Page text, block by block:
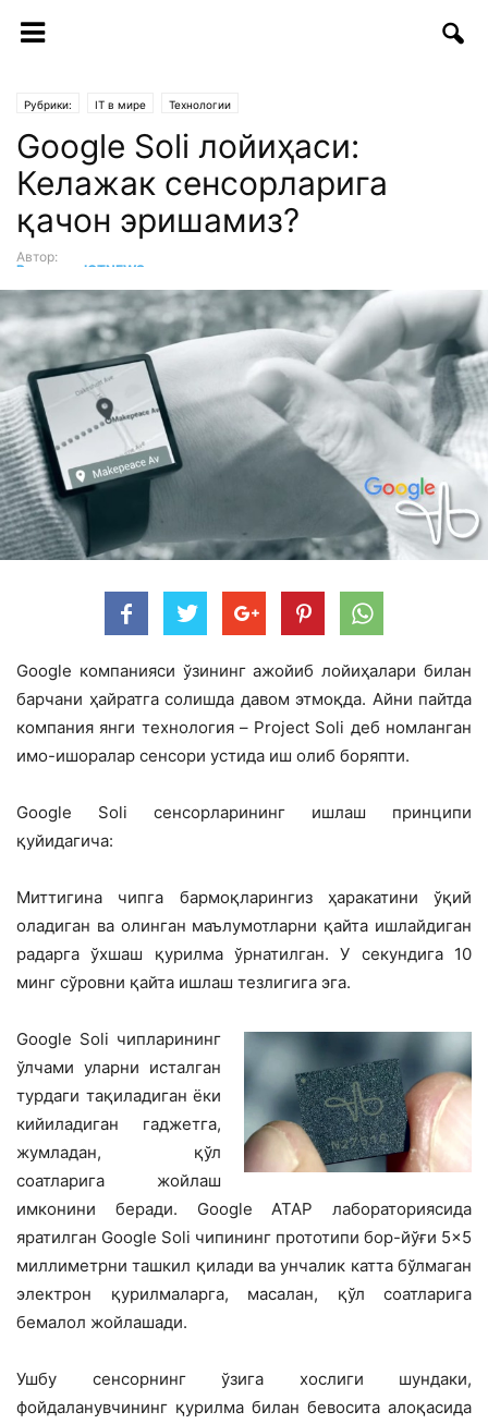
Рубрики: IT в мире Технологии
Google Soli лойиҳаси:
Келажак сенсорларига
қачон эришамиз?
Автор:
Редакция ICTNEWS
Google компанияси ўзининг ажойиб лойиҳалари билан
барчани ҳайратга солишда давом этмоқда. Айни пайтда
компания янги технология – Project Soli деб номланган
имо-ишоралар сенсори устида иш олиб боряпти.
Google Soli сенсорларининг ишлаш принципи
қуйидагича:
Миттигина чипга бармоқларингиз ҳаракатини ўқий
оладиган ва олинган маълумотларни қайта ишлайдиган
радарга ўхшаш қурилма ўрнатилган. У секундига 10
минг сўровни қайта ишлаш тезлигига эга.
Google Soli чипларининг
ўлчами уларни исталган
турдаги тақиладиган ёки
кийиладиган гаджетга,
жумладан, қўл
соатларига жойлаш
имконини беради. Google ATAP лабораториясида
яратилган Google Soli чипининг прототипи бор-йўғи 5×5
миллиметрни ташкил қилади ва унчалик катта бўлмаган
электрон қурилмаларга, масалан, қўл соатларига
бемалол жойлашади.
Ушбу сенсорнинг ўзига хослиги шундаки,
фойдаланувчининг қурилма билан бевосита алоқасида